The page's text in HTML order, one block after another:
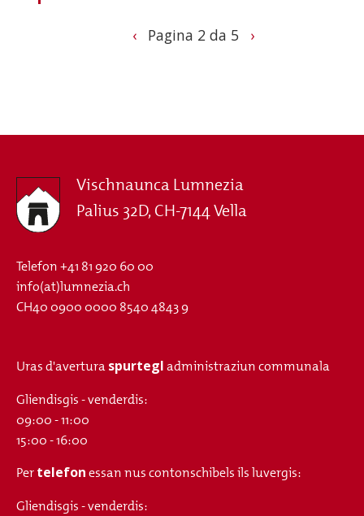
Previous
‹ Pagina 2 da 5
Next
›
Vischnaunca Lumnezia
Palius 32D, CH-7144 Vella
Telefon+41 81 920 60 00
info(at)lumnezia.ch
CH40 0900 0000 8540 4843 9
Uras d'averturaspurtegladministraziun communala
Gliendisgis - venderdis:
09:00 - 11:00
15:00 - 16:00
Pertelefonessan nus contonschibels ils luvergis:
Gliendisgis - venderdis: